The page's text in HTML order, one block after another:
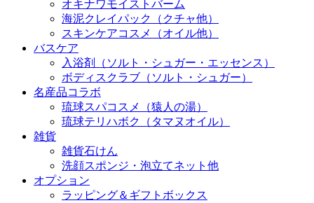
オキナワモイストバーム
海泥クレイパック（クチャ他）
スキンケアコスメ（オイル他）
バスケア
入浴剤（ソルト・シュガー・エッセンス）
ボディスクラブ（ソルト・シュガー）
名産品コラボ
琉球スパコスメ（猿人の湯）
琉球テリハボク（タマヌオイル）
雑貨
雑貨石けん
洗顔スポンジ・泡立てネット他
オプション
ラッピング＆ギフトボックス